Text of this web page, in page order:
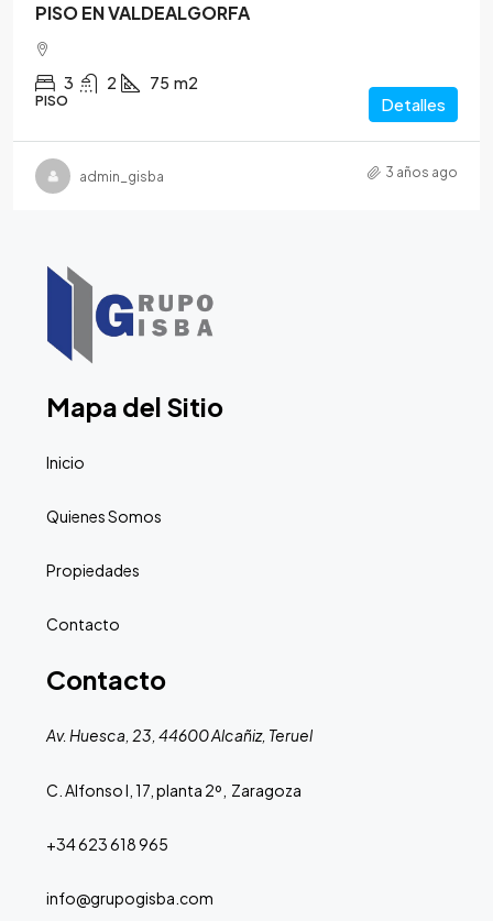
PISO EN VALDEALGORFA
3 2 75 m2
PISO Detalles
admin_gisba 3 años ago
Mapa del Sitio
Inicio
Quienes Somos
Propiedades
Contacto
Contacto
Av. Huesca, 23, 44600 Alcañiz, Teruel
C. Alfonso I, 17, planta 2º, Zaragoza
+34 623 618 965
info@grupogisba.com